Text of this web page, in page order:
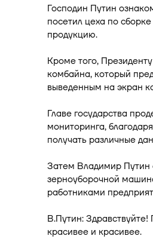
Господин Путин
посетил цеха по
продукцию.
Кроме того,
комбайна, который
выведенным на экран
Главе государства
мониторинга,
получать различные
Затем Владимир Путин
зерноуборочной
работниками
В.Путин:
красивее и красивее.